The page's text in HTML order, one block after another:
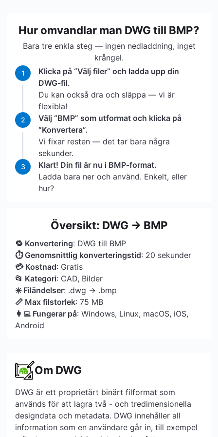
Hur omvandlar man DWG till BMP?
Bara tre enkla steg — ingen nedladdning, inget
krångel.
1
Klicka på “Välj filer” och ladda upp din
DWG-fil.
Du kan också dra och släppa — vi är
flexibla!
2
Välj “BMP” som utformat och klicka på
“Konvertera”.
Vi fixar resten — det tar bara några
sekunder.
3
Klart! Din fil är nu i BMP-format.
Ladda bara ner och använd. Enkelt, eller
hur?
Översikt: DWG → BMP
🔁 Konvertering: DWG till BMP
⏱ Genomsnittlig konverteringstid: 20 sekunder
💳 Kostnad: Gratis
📂 Kategori: CAD, Bilder
✳️ Filändelser: .dwg → .bmp
📏 Max filstorlek: 75 MB
👩‍💻 Fungerar på: Windows, Linux, macOS, iOS,
Android
Om DWG
DWG är ett proprietärt binärt filformat som
används för att lagra två - och tredimensionella
designdata och metadata. DWG innehåller all
information som en användare går in, till exempel